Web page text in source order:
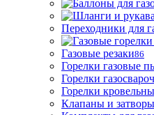
Переходники для
Газовые резаки86
Горелки газовые
Горелки
Горелки
Клапаны и